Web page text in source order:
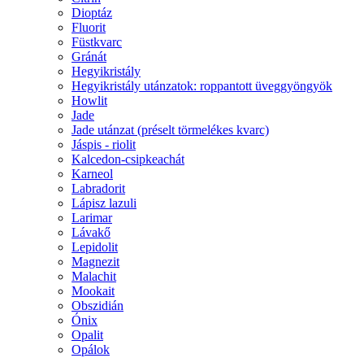
Dioptáz
Fluorit
Füstkvarc
Gránát
Hegyikristály
Hegyikristály utánzatok: roppantott üveggyöngyök
Howlit
Jade
Jade utánzat (préselt törmelékes kvarc)
Jáspis - riolit
Kalcedon-csipkeachát
Karneol
Labradorit
Lápisz lazuli
Larimar
Lávakő
Lepidolit
Magnezit
Malachit
Mookait
Obszidián
Ónix
Opalit
Opálok